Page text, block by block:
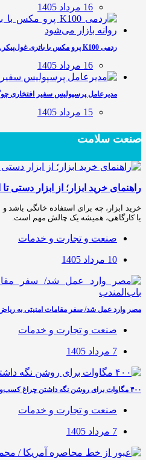
16 مرداد 1405
ردمی K100 پرو مکس با باتری غول‌پیکر…
16 مرداد 1405
مدیرعامل پرسپولیس سفیر افتخاری
15 مرداد 1405
صنعت سلامت
راهنمای خرید ابزار؛ از ابزار دستی
خرید ابزار، چه برای استفاده خانگی باشد
یا کارگاهی، همیشه یک چالش مهم است.
صنعت و تجارت و خدمات
10 مرداد 1405
مصر وارد عمل شد/ سفر مقامات امنیتی به ریاض
صنعت و تجارت و خدمات
7 مرداد 1405
۴۰۰ مگاوات برای روشن نگه داشتن چراغ کسب‌وکار‌ها
صنعت و تجارت و خدمات
7 مرداد 1405